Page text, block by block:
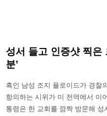
성서 들고 인증샷 찍은
분’
흑인 남성 조지 플로이드가 경찰
항의하는 시위가 미 전역에서 이
통령은 한 교회를 깜짝 방문해